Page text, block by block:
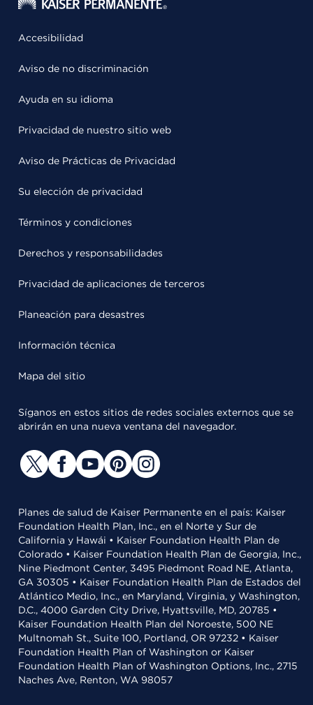
Accesibilidad
Aviso de no discriminación
Ayuda en su idioma
Privacidad de nuestro sitio web
Aviso de Prácticas de Privacidad
Su elección de privacidad
Términos y condiciones
Derechos y responsabilidades
Privacidad de aplicaciones de terceros
Planeación para desastres
Información técnica
Mapa del sitio
Síganos en estos sitios de redes sociales externos que se
abrirán en una nueva ventana del navegador.
Planes de salud de Kaiser Permanente en el país: Kaiser
Foundation Health Plan, Inc., en el Norte y Sur de
California y Hawái • Kaiser Foundation Health Plan de
Colorado • Kaiser Foundation Health Plan de Georgia, Inc.,
Nine Piedmont Center, 3495 Piedmont Road NE, Atlanta,
GA 30305 • Kaiser Foundation Health Plan de Estados del
Atlántico Medio, Inc., en Maryland, Virginia, y Washington,
D.C., 4000 Garden City Drive, Hyattsville, MD, 20785 •
Kaiser Foundation Health Plan del Noroeste, 500 NE
Multnomah St., Suite 100, Portland, OR 97232 • Kaiser
Foundation Health Plan of Washington or Kaiser
Foundation Health Plan of Washington Options, Inc., 2715
Naches Ave, Renton, WA 98057